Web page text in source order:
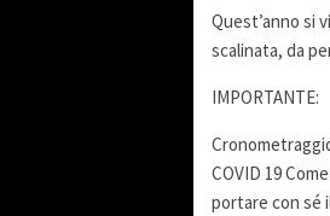
Quest’anno si
scalinata, da
IMPORTANTE:
COVID 19
portare con sé